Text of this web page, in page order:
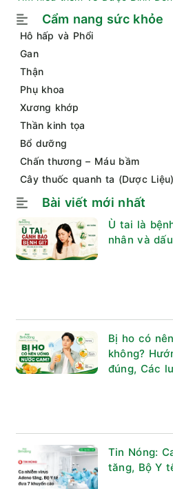
Cẩm nang sức khỏe
Hô hấp và Phổi
Gan
Thận
Phụ khoa
Xương khớp
Thần kinh tọa
Bổ dưỡng
Chấn thương – Máu bầm
Cây thuốc quanh ta (Dược Liệu)
Bài viết mới nhất
Ù tai là
nhân và
Bị ho có
không?
đúng, Các
Tin Nóng:
tăng, Bộ Y